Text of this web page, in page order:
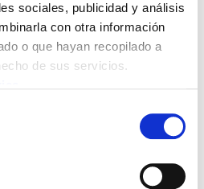
sociales, publicidad y análisis
con otra información
o que hayan recopilado a
de sus servicios.
COOKIES
CANAL DE INFORMACIÓN
MAPA DEL SITIO
ACCESIBILIDAD